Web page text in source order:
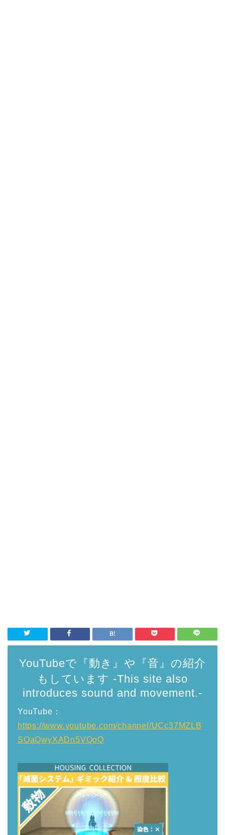
YouTubeで『動き』や『音』の紹介
もしています -This site also
introduces sound and movement.-
YouTube：
https://www.youtube.com/channel/UCc37MZLB
SOaQwyXADn5VQoQ